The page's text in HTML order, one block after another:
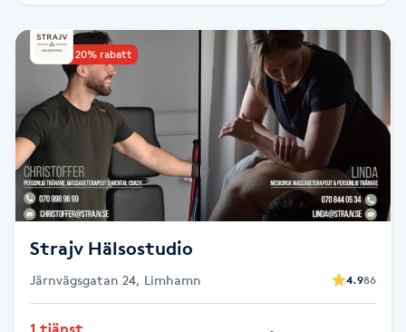
Gellack
Gellack med förstärkning
Gravidmassage
Gravidyoga
Gruppträning
Gua Sha-massage
Upp till 20% rabatt
Strajv Hälsostudio
Järnvägsgatan 24, Limhamn 4.986
1 tjänst